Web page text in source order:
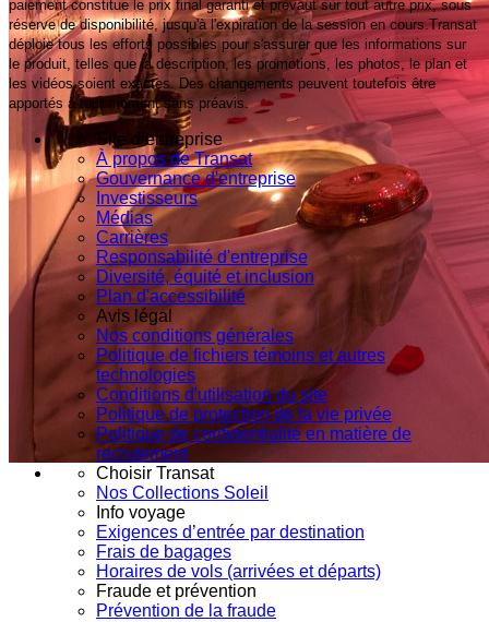
paiement constitue le prix final garanti et prévaut sur tout autre prix, sous
réserve de disponibilité, jusqu'à l'expiration de la session en cours.Transat
déploie tous les efforts possibles pour s'assurer que les informations sur
le produit, telles que la description, les promotions, les photos, le plan et
les vidéos soient exactes. Des changements peuvent toutefois être
apportés à tout moment sans préavis.
Site d’entreprise
À propos de Transat
Gouvernance d'entreprise
Investisseurs
Médias
Carrières
Responsabilité d'entreprise
Diversité, équité et inclusion
Plan d'accessibilité
Avis légal
Nos conditions générales
Politique de fichiers témoins et autres
technologies
Conditions d'utilisation du site
Politique de protection de la vie privée
Politique de confidentialité en matière de
recrutement
Choisir Transat
Nos Collections Soleil
Info voyage
Exigences d’entrée par destination
Frais de bagages
Horaires de vols (arrivées et départs)
Fraude et prévention
Prévention de la fraude